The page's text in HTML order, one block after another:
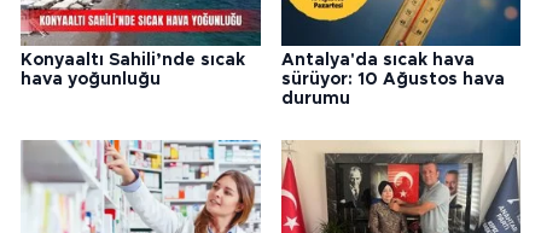
Konyaaltı Sahili’nde sıcak
hava yoğunluğu
Antalya'da sıcak hava
sürüyor: 10 Ağustos hava
durumu